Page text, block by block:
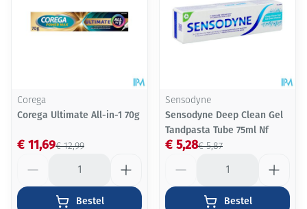
Corega
Corega Ultimate All-in-1 70g
€ 12,99
€ 11,69
Bestel
Sensodyne
Sensodyne Deep Clean Gel
Tandpasta Tube 75ml Nf
€ 5,87
€ 5,28
Bestel